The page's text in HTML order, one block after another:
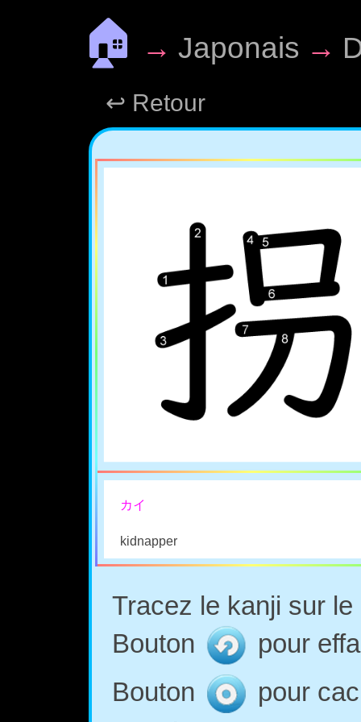
🏠 → Japonais →
↩ Retour
カイ
kidnapper
Tracez le kanji sur
Bouton
pour
Bouton
pour